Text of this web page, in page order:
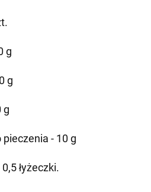
g
g
g
pieczenia - 10 g
łyżeczki.